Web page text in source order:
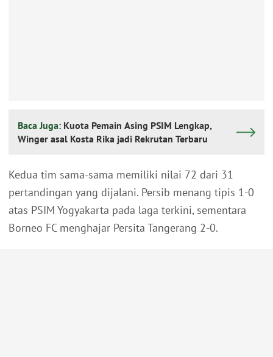
Baca Juga: Kuota Pemain Asing PSIM Lengkap,
Winger asal Kosta Rika jadi Rekrutan Terbaru
Kedua tim sama-sama memiliki nilai 72 dari 31
pertandingan yang dijalani. Persib menang tipis 1-0
atas PSIM Yogyakarta pada laga terkini, sementara
Borneo FC menghajar Persita Tangerang 2-0.